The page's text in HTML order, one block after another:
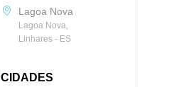
Lagoa Nova
Lagoa Nova,
Linhares - ES
CIDADES